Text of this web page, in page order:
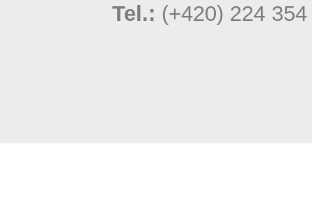
Tel.: (+420) 224